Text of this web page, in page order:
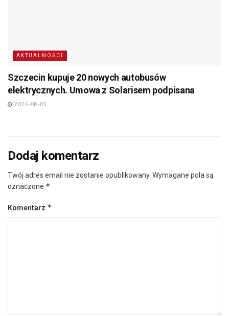
AKTUALNOŚCI
Szczecin kupuje 20 nowych autobusów
elektrycznych. Umowa z Solarisem podpisana
2026-08-05
Dodaj komentarz
Twój adres email nie zostanie opublikowany. Wymagane pola są
oznaczone *
Komentarz *